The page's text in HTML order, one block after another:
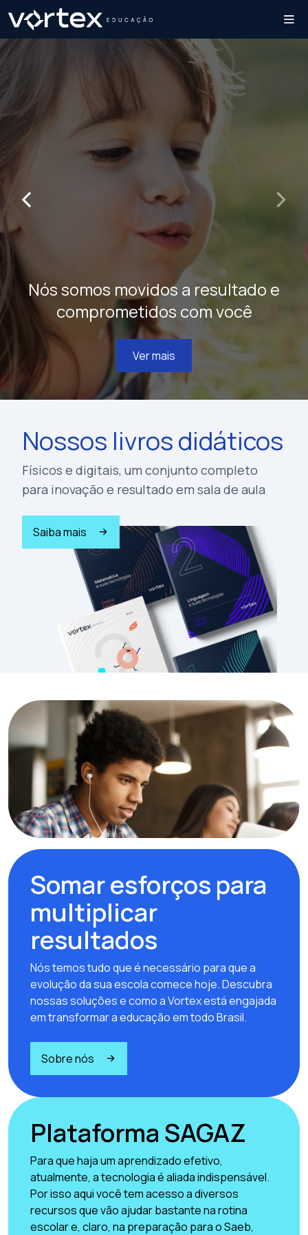
Nós somos movidos a resultado e
comprometidos com você
Ver mais
‹ ›
Nossos livros didáticos
Físicos e digitais, um conjunto completo
para inovação e resultado em sala de aula
Saiba mais
Somar esforços para
multiplicar
resultados
Nós temos tudo que é necessário para que a
evolução da sua escola comece hoje. Descubra
nossas soluções e como a Vortex está engajada
em transformar a educação em todo Brasil.
Sobre nós
Plataforma SAGAZ
Para que haja um aprendizado efetivo,
atualmente, a tecnologia é aliada indispensável.
Por isso aqui você tem acesso a diversos
recursos que vão ajudar bastante na rotina
escolar e, claro, na preparação para o Saeb,